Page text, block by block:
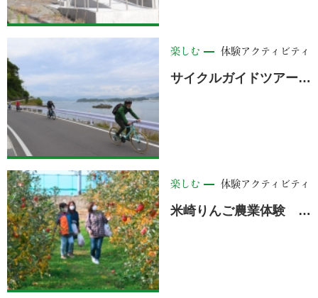
楽しむ 体験アクティビティ
サイクルガイドツアー TAKATA PUTTER CYCLE ＜陸前高田市＞
楽しむ 体験アクティビティ
米崎りんご農業体験 ＜陸前高田市＞